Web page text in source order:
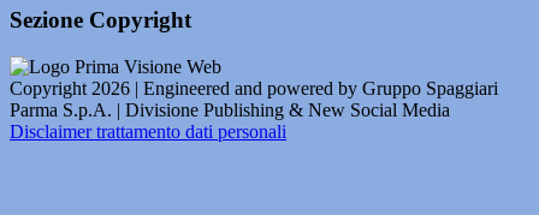
Sezione Copyright
Copyright 2026 | Engineered and powered by Gruppo Spaggiari
Parma S.p.A. | Divisione Publishing & New Social Media
Disclaimer trattamento dati personali